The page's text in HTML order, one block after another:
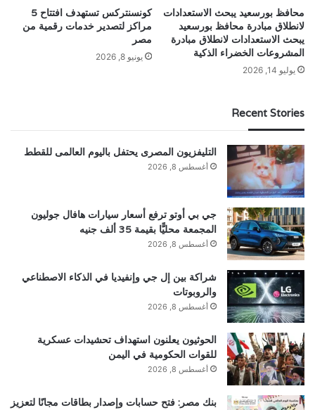
محافظ بورسعيد يبحث الاستعدادات
لانطلاق مبادرة محافظ بورسعيد
يبحث الاستعدادات لانطلاق مبادرة
المشروعات الخضراء الذكية
يوليو 14, 2026
كونسنتركس تستهدف افتتاح 5
مراكز لتصدير خدمات رقمية من
مصر
يونيو 8, 2026
Recent Stories
التليفزيون المصرى يحتفل باليوم العالمى للقطط
أغسطس 8, 2026
جي بي أوتو ترفع أسعار سيارات هافال جوليون
المجمعة محليًّا بقيمة 35 ألف جنيه
أغسطس 8, 2026
شراكة بين إل جي وإنفيديا في الذكاء الاصطناعي
والروبوتات
أغسطس 8, 2026
الحوثيون يعلنون استهداف تحشيدات عسكرية
للقوات الحكومية في اليمن
أغسطس 8, 2026
بنك مصر: فتح حسابات وإصدار بطاقات مجانًا لتعزيز